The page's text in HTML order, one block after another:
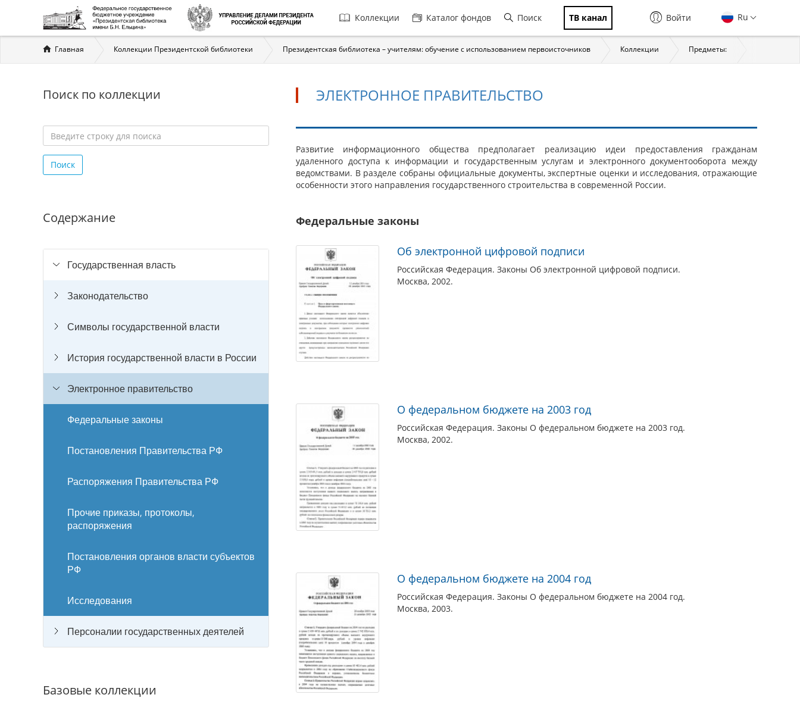
Главная
навигация
Коллекции Каталог фондов Поиск ТВ канал Ru
Войти
Вы
здесь
Главная Коллекции Президентской библиотеки Президентская библиотека – учителям: обучение с использованием первоисточников Коллекции Предметы:
Поиск по коллекции
строку
для
Поиск
Содержание
Государственная власть
Законодательство
Символы государственной власти
История государственной власти в России
Электронное правительство
Федеральные законы
Постановления Правительства РФ
Распоряжения Правительства РФ
Прочие приказы, протоколы,
распоряжения
Постановления органов власти субъектов
РФ
Исследования
Персоналии государственных деятелей
Базовые коллекции
ЭЛЕКТРОННОЕ ПРАВИТЕЛЬСТВО
Электронное
правительство
Развитие информационного общества предполагает реализацию идеи предоставления гражданам
удаленного доступа к информации и государственным услугам и электронного документооборота между
ведомствами. В разделе собраны официальные документы, экспертные оценки и исследования, отражающие
особенности этого направления государственного строительства в современной России.
Федеральные законы
Об электронной цифровой подписи
Российская Федерация. Законы Об электронной цифровой подписи.
Москва, 2002.
О федеральном бюджете на 2003 год
Российская Федерация. Законы О федеральном бюджете на 2003 год.
Москва, 2002.
О федеральном бюджете на 2004 год
Российская Федерация. Законы О федеральном бюджете на 2004 год.
Москва, 2003.